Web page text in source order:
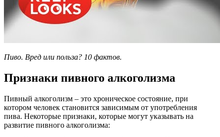
Пиво. Вред или польза? 10 фактов.
Признаки пивного алкоголизма
Пивный алкоголизм – это хроническое состояние, при
котором человек становится зависимым от употребления
пива. Некоторые признаки, которые могут указывать на
развитие пивного алкоголизма: